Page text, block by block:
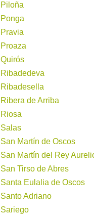
Piloña
Ponga
Pravia
Proaza
Quirós
Ribadedeva
Ribadesella
Ribera de Arriba
Riosa
Salas
San Martín de Oscos
San Martín del Rey
San Tirso de Abres
Santa Eulalia de Oscos
Santo Adriano
Sariego